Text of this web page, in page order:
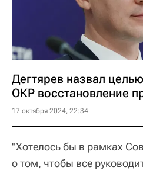
Дегтярев назвал
ОКР восстановление
17 октября 2024, 22:34
"Хотелось бы в рамках
о том, чтобы все